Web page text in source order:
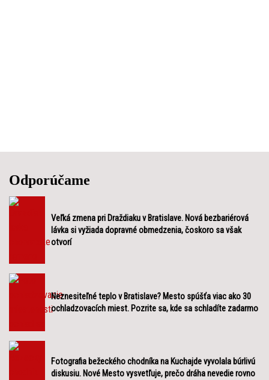
Odporúčame
Veľká zmena pri Draždiaku v Bratislave. Nová bezbariérová
lávka si vyžiada dopravné obmedzenia, čoskoro sa však
otvorí
Neznesiteľné teplo v Bratislave? Mesto spúšťa viac ako 30
ochladzovacích miest. Pozrite sa, kde sa schladíte zadarmo
Fotografia bežeckého chodníka na Kuchajde vyvolala búrlivú
diskusiu. Nové Mesto vysvetľuje, prečo dráha nevedie rovno